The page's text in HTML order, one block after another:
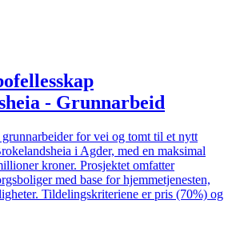
- Grunnarbeid
for vei og tomt til et nytt
i Agder, med en maksimal
kroner. Prosjektet omfatter
med base for hjemmetjenesten,
Tildelingskriteriene er pris (70%) og